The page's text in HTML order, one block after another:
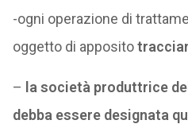
-ogni operazione di
oggetto di apposito
– la società produttrice
debba essere designata